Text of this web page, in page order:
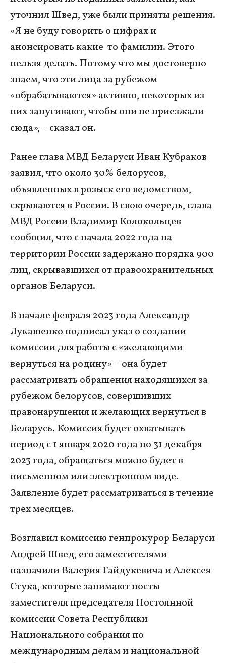
уточнил Швед, уже были приняты решения.
«Я не буду говорить о цифрах и
анонсировать какие-то фамилии. Этого
нельзя делать. Потому что мы достоверно
знаем, что эти лица за рубежом
«обрабатываются» активно, некоторых из
них запугивают, чтобы они не приезжали
сюда», – сказал он.
Ранее глава МВД Беларуси Иван Кубраков
заявил, что около 30% белорусов,
объявленных в розыск его ведомством,
скрываются в России. В свою очередь, глава
МВД России Владимир Колокольцев
сообщил, что с начала 2022 года на
территории России задержано порядка 900
лиц, скрывавшихся от правоохранительных
органов Беларуси.
В начале февраля 2023 года Александр
Лукашенко подписал указ о создании
комиссии для работы с «желающими
вернуться на родину» – она будет
рассматривать обращения находящихся за
рубежом белорусов, совершивших
правонарушения и желающих вернуться в
Беларусь. Комиссия будет охватывать
период с 1 января 2020 года по 31 декабря
2023 года, обращаться можно будет в
письменном или электронном виде.
Заявление будет рассматриваться в течение
трех месяцев.
Возглавил комиссию генпрокурор Беларуси
Андрей Швед, его заместителями
назначили Валерия Гайдукевича и Алексея
Стука, которые занимают посты
заместителя председателя Постоянной
комиссии Совета Республики
Национального собрания по
международным делам и национальной